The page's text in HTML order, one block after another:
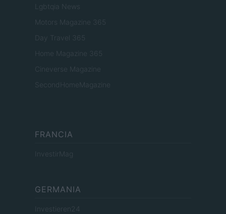
Lgbtqia News
Motors Magazine 365
Day Travel 365
Home Magazine 365
Cineverse Magazine
SecondHomeMagazine
FRANCIA
InvestirMag
GERMANIA
Investieren24